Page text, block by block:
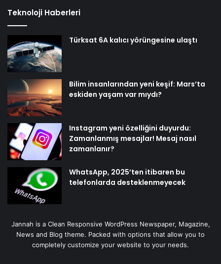
Teknoloji Haberleri
Türksat 6A kalıcı yörüngesine ulaştı
Bilim insanlarından yeni keşif: Mars’ta
eskiden yaşam var mıydı?
Instagram yeni özelliğini duyurdu:
Zamanlanmış mesajlar! Mesaj nasıl
zamanlanır?
WhatsApp, 2025’ten itibaren bu
telefonlarda desteklenmeyecek
Jannah is a Clean Responsive WordPress Newspaper, Magazine,
News and Blog theme. Packed with options that allow you to
completely customize your website to your needs.